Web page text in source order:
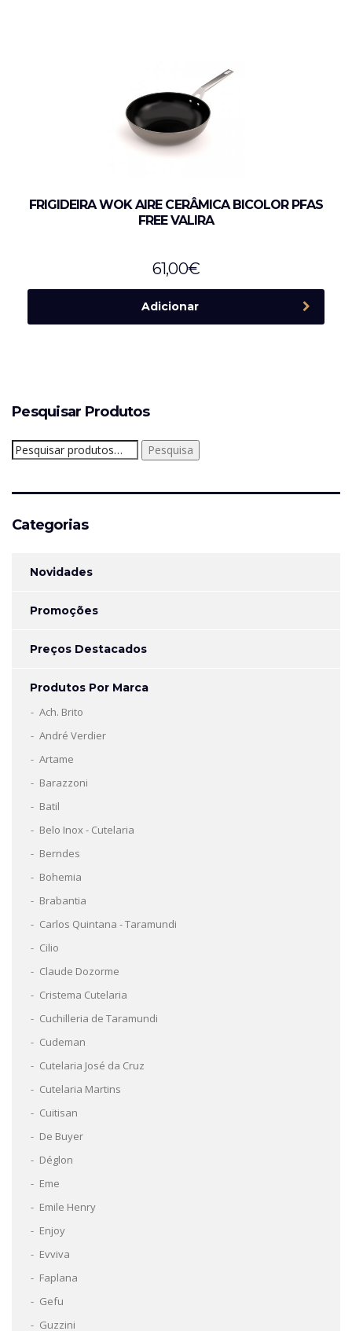
FRIGIDEIRA WOK AIRE CERÂMICA BICOLOR PFAS
FREE VALIRA
61,00€
Adicionar
Pesquisar Produtos
Pesquisar
por:
Pesquisa
Categorias
Novidades
Promoções
Preços Destacados
Produtos Por Marca
Ach. Brito
André Verdier
Artame
Barazzoni
Batil
Belo Inox - Cutelaria
Berndes
Bohemia
Brabantia
Carlos Quintana - Taramundi
Cilio
Claude Dozorme
Cristema Cutelaria
Cuchilleria de Taramundi
Cudeman
Cutelaria José da Cruz
Cutelaria Martins
Cuitisan
De Buyer
Déglon
Eme
Emile Henry
Enjoy
Evviva
Faplana
Gefu
Guzzini